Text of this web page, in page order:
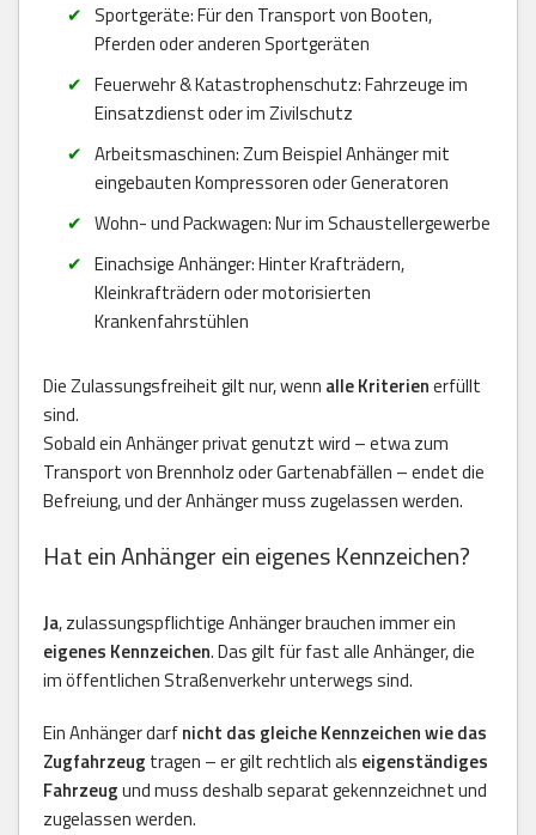
Sportgeräte: Für den Transport von Booten,
Pferden oder anderen Sportgeräten
Feuerwehr & Katastrophenschutz: Fahrzeuge im
Einsatzdienst oder im Zivilschutz
Arbeitsmaschinen: Zum Beispiel Anhänger mit
eingebauten Kompressoren oder Generatoren
Wohn- und Packwagen: Nur im Schaustellergewerbe
Einachsige Anhänger: Hinter Krafträdern,
Kleinkrafträdern oder motorisierten
Krankenfahrstühlen
Die Zulassungsfreiheit gilt nur, wenn alle Kriterienerfüllt
sind.
Sobald ein Anhänger privat genutzt wird – etwa zum
Transport von Brennholz oder Gartenabfällen – endet die
Befreiung, und der Anhänger muss zugelassen werden.
Hat ein Anhänger ein eigenes Kennzeichen?
Ja, zulassungspflichtige Anhänger brauchen immer ein
eigenes Kennzeichen. Das gilt für fast alle Anhänger, die
im öffentlichen Straßenverkehr unterwegs sind.
Ein Anhänger darfnicht das gleiche Kennzeichen wie das
Zugfahrzeug tragen – er gilt rechtlich als eigenständiges
Fahrzeugund muss deshalb separat gekennzeichnet und
zugelassen werden.